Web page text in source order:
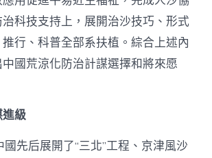
科技支持上，展開治沙技巧、形式
行、科普全部系扶植。綜合上述內
國荒涼化防治計謀選擇和將來愿
進級
先后展開了“三北”工程、京津風沙